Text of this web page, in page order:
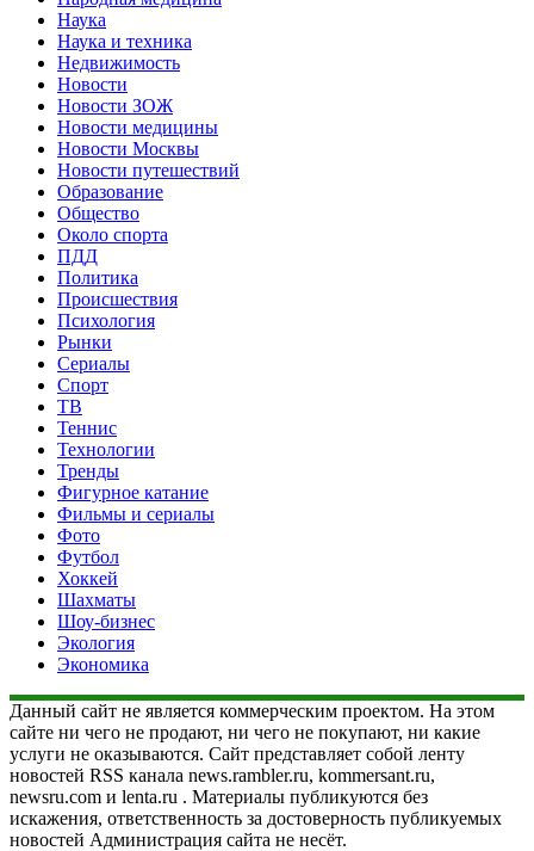
Наука
Наука и техника
Недвижимость
Новости
Новости ЗОЖ
Новости медицины
Новости Москвы
Новости путешествий
Образование
Общество
Около спорта
ПДД
Политика
Происшествия
Психология
Рынки
Сериалы
Спорт
ТВ
Теннис
Технологии
Тренды
Фигурное катание
Фильмы и сериалы
Фото
Футбол
Хоккей
Шахматы
Шоу-бизнес
Экология
Экономика
Данный сайт не является коммерческим проектом. На этом
сайте ни чего не продают, ни чего не покупают, ни какие
услуги не оказываются. Сайт представляет собой ленту
новостей RSS канала news.rambler.ru, kommersant.ru,
newsru.com и lenta.ru . Материалы публикуются без
искажения, ответственность за достоверность публикуемых
новостей Администрация сайта не несёт.